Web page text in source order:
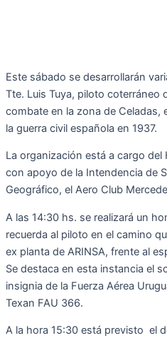
Este sábado se desarrollarán
Tte. Luis Tuya, piloto coterráneo
combate en la zona de Celadas,
la guerra civil española en 1937.
La organización está a cargo
con apoyo de la Intendencia de
Geográfico, el Aero Club
A las 14:30 hs. se realizará un
recuerda al piloto en el camino
ex planta de ARINSA, frente al
Se destaca en esta instancia el
insignia de la Fuerza Aérea
Texan FAU 366.
A la hora 15:30 está previsto el